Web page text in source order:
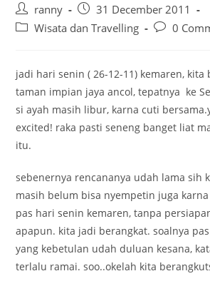
Post
author:
ranny
Post
published:
31 December 2011
PostWisata dan Travelling
Post0
jadi hari senin ( 26-12-11) kemaren, kita
taman impian jaya ancol, tepatnya ke
si ayah masih libur, karna cuti
excited! raka pasti seneng banget liat
itu.
sebenernya rencananya udah lama sih
masih belum bisa nyempetin juga
pas hari senin kemaren, tanpa
apapun. kita jadi berangkat. soalnya
yang kebetulan udah duluan kesana,
terlalu ramai. soo..okelah kita